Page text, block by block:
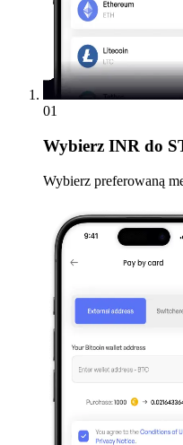
01
Wybierz INR do
Wybierz preferowaną